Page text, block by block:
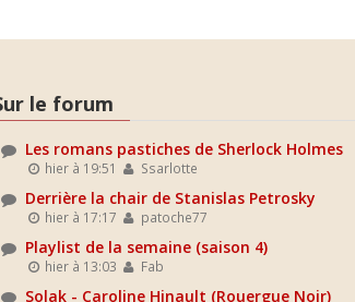
le forum
Les romans pastiches de Sherlock Holmes
hier à 19:51 Ssarlotte
Derrière la chair de Stanislas Petrosky
hier à 17:17 patoche77
Playlist de la semaine (saison 4)
hier à 13:03 Fab
Solak - Caroline Hinault (Rouergue Noir)